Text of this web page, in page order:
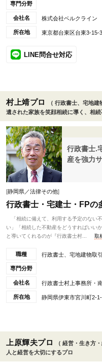
専門分野
会社名 株式会社ベルクライン
所在地 東京都台東区台東3-
LINE問合せ対応
村上靖プロ
（ 行政書士、宅地
遺された家族を笑顔相続に導く、相
行政書士.
産を強力
[静岡県／法律その他]
行政書士・宅建士・FPの
「相続に備えて、利用する予定のない
い」「相続した不動産をどうすればい
と導いてくれるのが『行政書士村...
取
職種 行政書士、宅地建物取
専門分野
会社名 行政書士村上事務所・
所在地 静岡県伊東市宮川町2-
上原輝夫プロ
（ 経営・生き方
人と経営を大切にするプロ